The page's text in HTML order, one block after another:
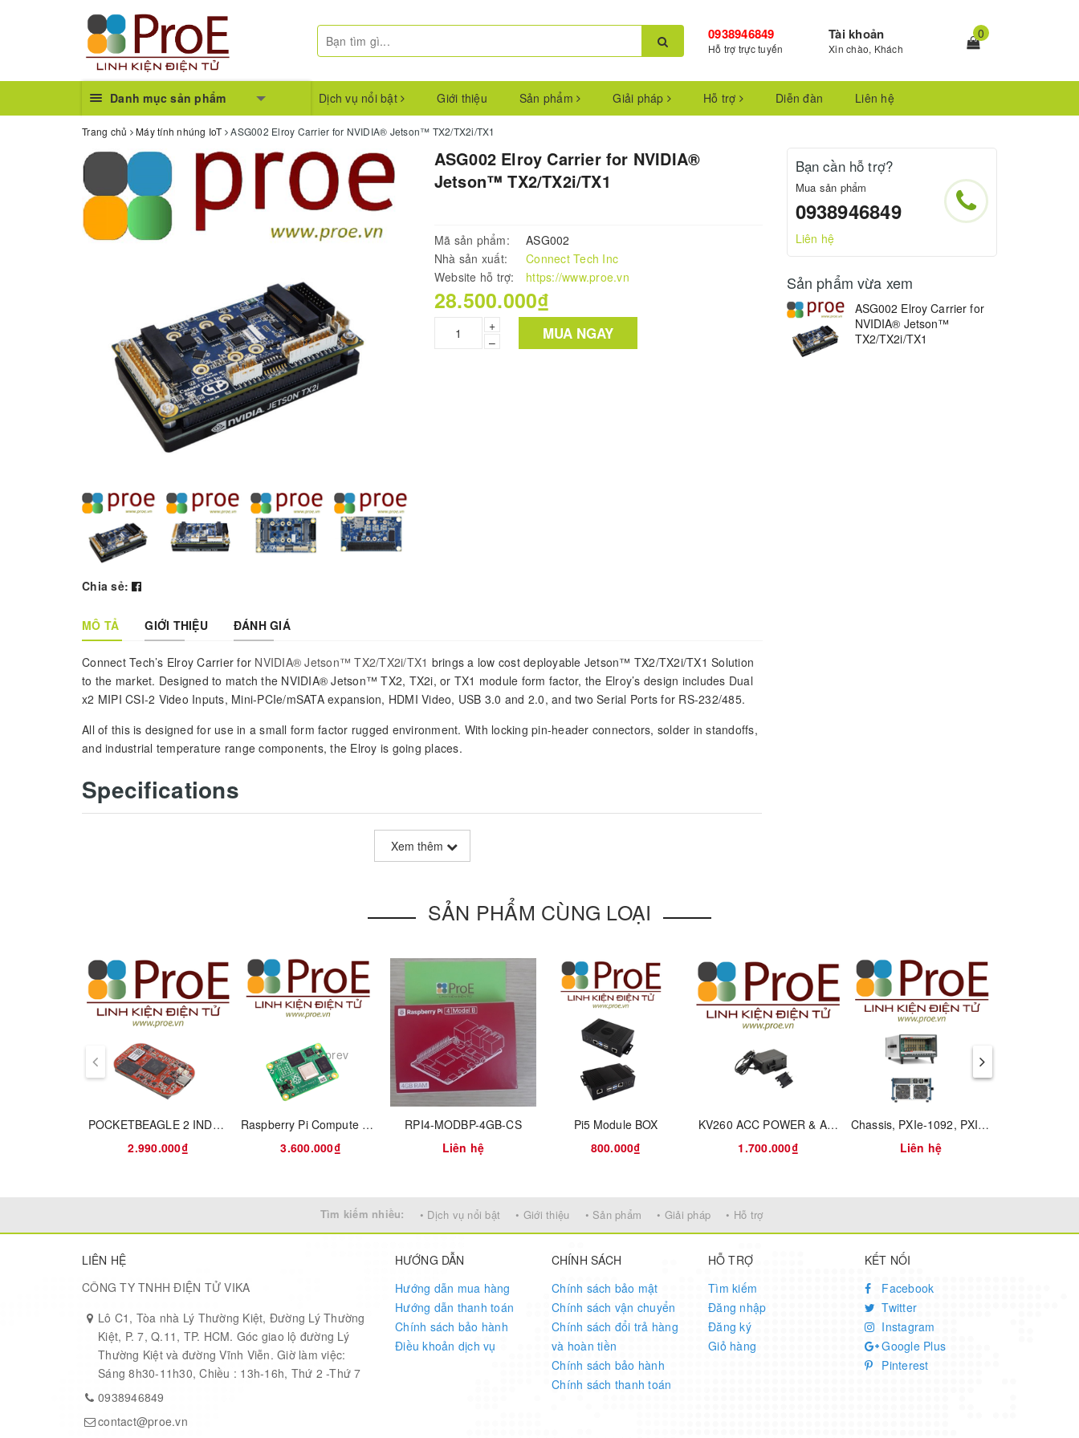
0938946849
Hỗ trợ trực tuyến
Tài khoản
Xin chào, Khách
0
Danh mục sản phẩm Dịch vụ nổi bật Giới thiệu Sản phẩm Giải pháp Hỗ trợ Diễn đàn Liên hệ
Trang chủ Máy tính nhúng IoT ASG002 Elroy Carrier for NVIDIA® Jetson™ TX2/TX2i/TX1
Chia sẻ:
ASG002 Elroy Carrier for NVIDIA®
Jetson™ TX2/TX2i/TX1
Mã sản phẩm:
ASG002
Nhà sản xuất:
Connect Tech Inc
Website hỗ trợ:
https://www.proe.vn
28.500.000₫
+
–
MUA NGAY
MÔ TẢ GIỚI THIỆU ĐÁNH GIÁ
Connect Tech’s Elroy Carrier for NVIDIA® Jetson™ TX2/TX2i/TX1 brings a low cost deployable Jetson™ TX2/TX2i/TX1 Solution
to the market. Designed to match the NVIDIA® Jetson™ TX2, TX2i, or TX1 module form factor, the Elroy’s design includes Dual
x2 MIPI CSI-2 Video Inputs, Mini-PCIe/mSATA expansion, HDMI Video, USB 3.0 and 2.0, and two Serial Ports for RS-232/485.
All of this is designed for use in a small form factor rugged environment. With locking pin-header connectors, solder in standoffs,
and industrial temperature range components, the Elroy is going places.
Specifications
87mm x 50mm (3.425″ x 1.968″)
USB 1x USB 2.0, 1x USB 3.0
Ethernet 1x Gigabit Ethernet (10/100/1000)
Audio 1x HDMI Integrated Audio
2x 2-Lane (x2) MIPI CSI 2.0
Misc
Power Requirements +9V to +14V DC
Operating Temperature
Xem thêm
Bạn cần hỗ trợ?
Mua sản phẩm
0938946849
Liên hệ
Sản phẩm vừa xem
ASG002 Elroy Carrier for
NVIDIA® Jetson™
TX2/TX2i/TX1
SẢN PHẨM CÙNG LOẠI
POCKETBEAGLE 2 INDUSTRIAL
2.990.000₫
Raspberry Pi Compute Module 4, with 2GB RAM, 32GB eMMC, BCM2711, ARM Cortex-A72
3.600.000₫
RPI4-MODBP-4GB-CS
Liên hệ
Pi5 Module BOX
800.000₫
KV260 ACC POWER & ADAPTER ONLY
1.700.000₫
Chassis, PXIe-1092, PXI System, 10 Slots, 3U, 24 GB/s, VCXO
Liên hệ
prev
Tìm kiếm nhiều: • Dịch vụ nổi bật • Giới thiệu • Sản phẩm • Giải pháp • Hỗ trợ
LIÊN HỆ
CÔNG TY TNHH ĐIỆN TỬ VIKA
Lô C1, Tòa nhà Lý Thường Kiệt, Đường Lý Thường
Kiệt, P. 7, Q.11, TP. HCM. Góc giao lộ đường Lý
Thường Kiệt và đường Vĩnh Viễn. Giờ làm việc:
Sáng 8h30-11h30, Chiều : 13h-16h, Thứ 2 -Thứ 7
0938946849
contact@proe.vn
HƯỚNG DẪN
Hướng dẫn mua hàng
Hướng dẫn thanh toán
Chính sách bảo hành
Điều khoản dịch vụ
CHÍNH SÁCH
Chính sách bảo mật
Chính sách vận chuyển
Chính sách đổi trả hàng
và hoàn tiền
Chính sách bảo hành
Chính sách thanh toán
HỖ TRỢ
Tìm kiếm
Đăng nhập
Đăng ký
Giỏ hàng
KẾT NỐI
Facebook
Twitter
Instagram
Google Plus
Pinterest